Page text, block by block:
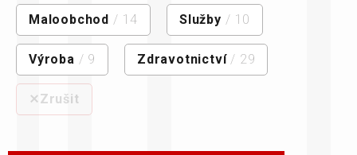
Maloobchod / 14 Služby / 10
Výroba / 9 Zdravotnictví/ 29
⨯Zrušit